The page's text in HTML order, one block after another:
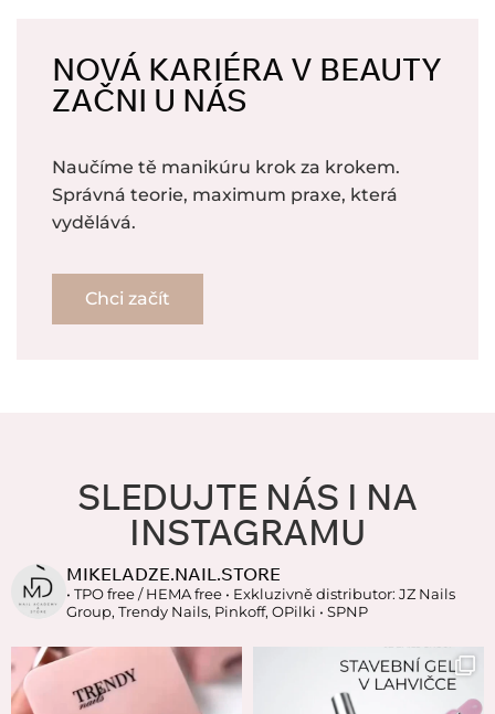
NOVÁ KARIÉRA V BEAUTY
ZAČNI U NÁS
Naučíme tě manikúru krok za krokem.
Správná teorie, maximum praxe, která
vydělává.
Chci začít
SLEDUJTE NÁS I NA
INSTAGRAMU
MIKELADZE.NAIL.STORE
• TPO free / HEMA free • Exkluzivně distributor: JZ Nails
Group, Trendy Nails, Pinkoff, OPilki • SPNP